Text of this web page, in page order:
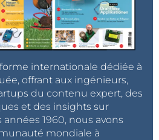
internationale dédiée à
offrant aux ingénieurs,
du contenu expert, des
et des insights sur
1960, nous avons
mondiale à